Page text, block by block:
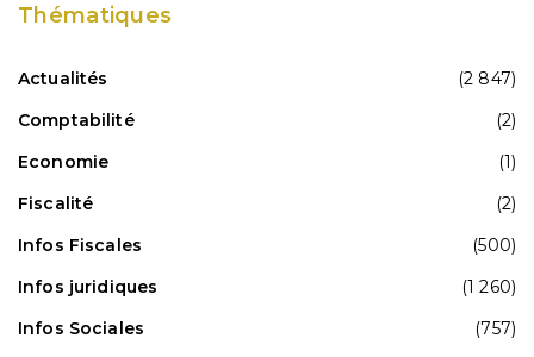
Thématiques
Actualités
(2 847)
Comptabilité
(2)
Economie
(1)
Fiscalité
(2)
Infos Fiscales
(500)
Infos juridiques
(1 260)
Infos Sociales
(757)